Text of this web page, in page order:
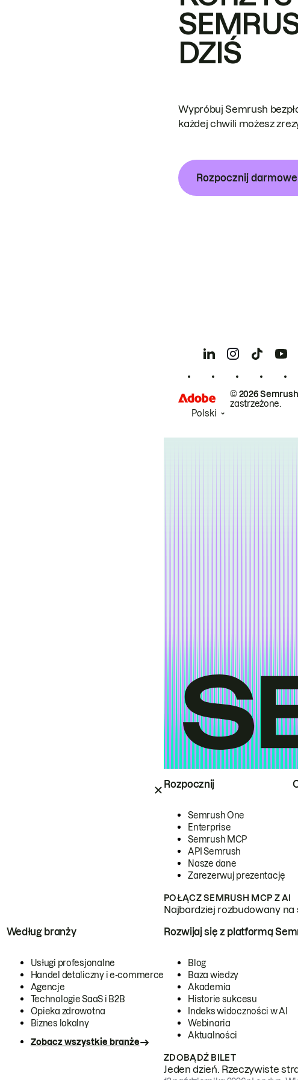
Rozpocznij
Semrush One
Enterprise
Semrush MCP
API Semrush
Nasze dane
Zarezerwuj prezentację
POŁĄCZ SEMRUSH MCP Z AI
Najbardziej rozbudowany
Według branży
Usługi profesjonalne
Handel detaliczny i e-commerce
Agencje
Technologie SaaS i B2B
Opieka zdrowotna
Biznes lokalny
Zobacz wszystkie branże
Rozwijaj się z platformą
Blog
Baza wiedzy
Akademia
Historie sukcesu
Indeks widoczności w AI
Webinaria
Aktualności
ZDOBĄDŹ BILET
Jeden dzień. Rzeczywiste
DZIŚ
Wypróbuj Semrush
każdej chwili możesz
Rozpocznij
© 2026
zastrzeżone.
Polski